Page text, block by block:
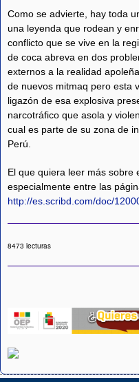
Como se advierte, hay toda
una leyenda que rodean y
conflicto que se vive en la
de coca abreva en dos
externos a la realidad
de nuevos mitmaq pero esta
ligazón de esa explosiva
narcotráfico que asola y
cual es parte de su zona de
Perú.
El que quiera leer más sobre
especialmente entre las
http://es.scribd.com/doc/
8473 lecturas